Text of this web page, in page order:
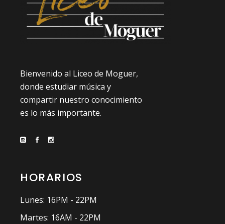
Bienvenido al Liceo de Moguer,
donde estudiar música y
compartir nuestro conocimiento
es lo más importante.
HORARIOS
Lunes: 16PM - 22PM
Martes: 16AM - 22PM